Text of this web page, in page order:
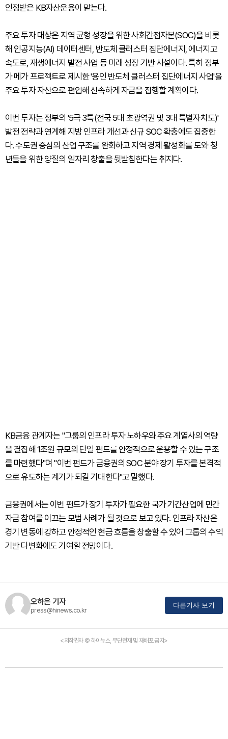
인정받은 KB자산운용이 맡는다.
주요 투자 대상은 지역 균형 성장을 위한 사회간접자본(SOC)을 비롯
해 인공지능(AI) 데이터센터, 반도체 클러스터 집단에너지, 에너지고
속도로, 재생에너지 발전 사업 등 미래 성장 기반 시설이다. 특히 정부
가 메가 프로젝트로 제시한 '용인 반도체 클러스터 집단에너지 사업'을
주요 투자 자산으로 편입해 신속하게 자금을 집행할 계획이다.
이번 투자는 정부의 '5극 3특(전국 5대 초광역권 및 3대 특별자치도)'
발전 전략과 연계해 지방 인프라 개선과 신규 SOC 확충에도 집중한
다. 수도권 중심의 산업 구조를 완화하고 지역 경제 활성화를 도와 청
년들을 위한 양질의 일자리 창출을 뒷받침한다는 취지다.
KB금융 관계자는 "그룹의 인프라 투자 노하우와 주요 계열사의 역량
을 결집해 1조원 규모의 단일 펀드를 안정적으로 운용할 수 있는 구조
를 마련했다"며 "이번 펀드가 금융권의 SOC 분야 장기 투자를 본격적
으로 유도하는 계기가 되길 기대한다"고 말했다.
금융권에서는 이번 펀드가 장기 투자가 필요한 국가 기간산업에 민간
자금 참여를 이끄는 모범 사례가 될 것으로 보고 있다. 인프라 자산은
경기 변동에 강하고 안정적인 현금 흐름을 창출할 수 있어 그룹의 수익
기반 다변화에도 기여할 전망이다.
오하은 기자
press@hinews.co.kr
다른기사 보기
<저작권자 © 하이뉴스, 무단전재 및 재배포 금지>